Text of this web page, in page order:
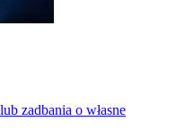
zadbania o własne